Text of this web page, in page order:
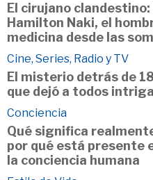
El cirujano
Hamilton Naki, el
medicina desde las
Cine, Series, Radio y TV
El misterio detrás de
que dejó a todos
Conciencia
Qué significa
por qué está presente
la conciencia humana